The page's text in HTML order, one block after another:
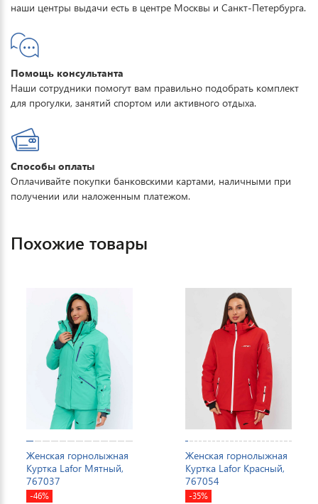
наши центры выдачи есть в центре Москвы и Санкт-Петербурга.
Помощь консультанта
Наши сотрудники помогут вам правильно подобрать комплект
для прогулки, занятий спортом или активного отдыха.
Способы оплаты
Оплачивайте покупки банковскими картами, наличными при
получении или наложенным платежом.
Похожие товары
Женская горнолыжная
Куртка Lafor Мятный,
767037
-46%
Женская горнолыжная
Куртка Lafor Красный,
767054
-35%